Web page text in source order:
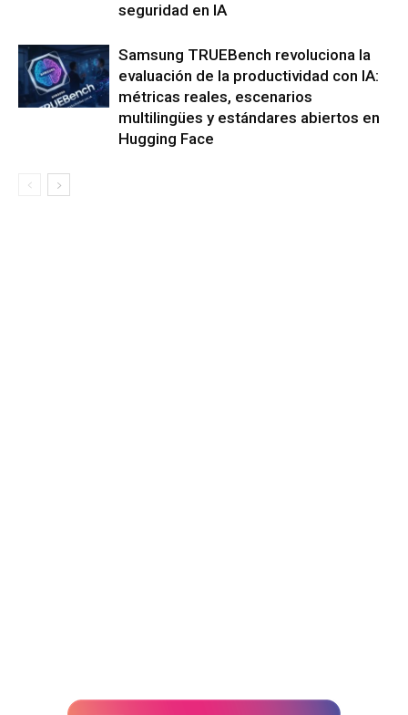
seguridad en IA
Samsung TRUEBench revoluciona la
evaluación de la productividad con IA:
métricas reales, escenarios
multilingües y estándares abiertos en
Hugging Face